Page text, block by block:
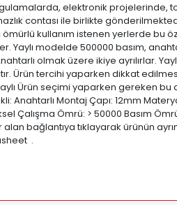
elektronik
contası ile birlikte
kullanım istenen yerlerde bu
modelde 500000 basım,
olmak üzere ikiye ayrılırlar.
Ürün tercihi yaparken dikkat
Yaylı Ürün seçimi yaparken
Anahtarlı Montaj Çapı: 12mm
Çalışma Ömrü: > 50000 Basım
bağlantıya tıklayarak ürünün
.